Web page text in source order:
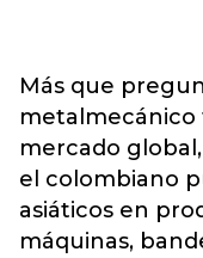
Más que
metalmecánico
mercado
el colombiano
asiáticos en
máquinas,